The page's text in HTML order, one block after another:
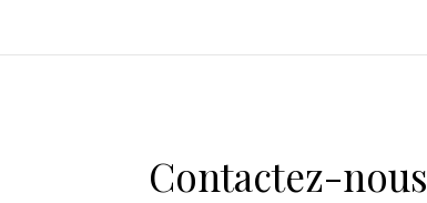
Contactez-nous